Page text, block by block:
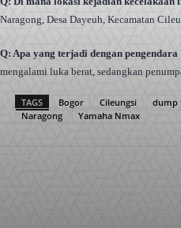
Naragong, Desa Dayeuh, Kecamatan
Q: Apa yang terjadi dengan pengendara
mengalami luka berat, sedangkan
TAGS Bogor Cileungsi dump
Naragong
Yamaha Nmax